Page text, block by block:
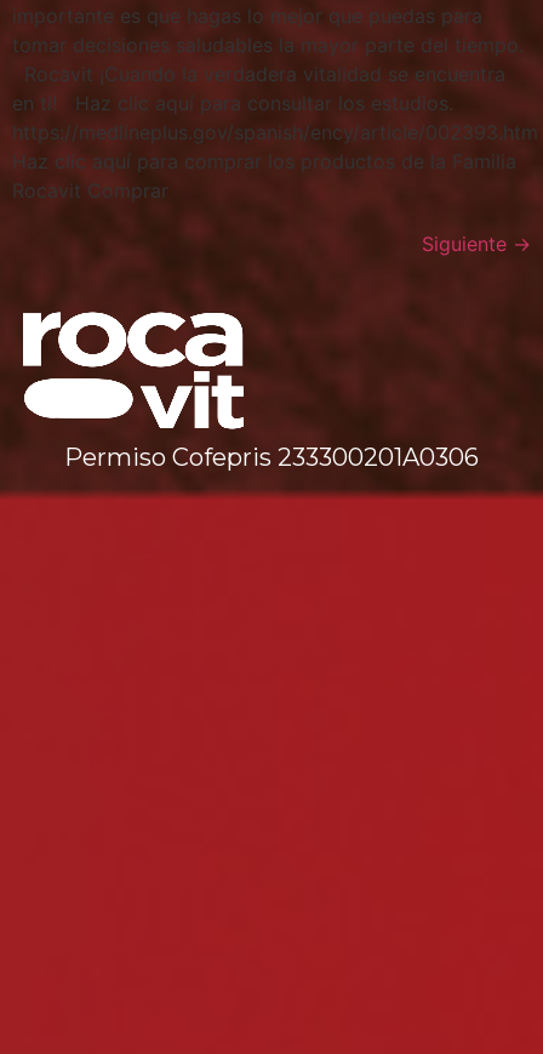
importante es que hagas lo mejor que puedas para
tomar decisiones saludables la mayor parte del tiempo.
Rocavit ¡Cuando la verdadera vitalidad se encuentra
en ti! Haz clic aquí para consultar los estudios.
https://medlineplus.gov/spanish/ency/article/002393.htm
Haz clic aquí para comprar los productos de la Familia
Rocavit Comprar
Siguiente →
Permiso Cofepris 233300201A0306